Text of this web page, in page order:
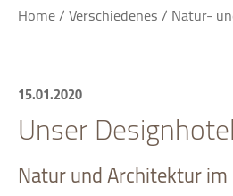
Home/Verschiedenes/ Natur-
15.01.2020
Unser Designhotel
Natur und Architektur